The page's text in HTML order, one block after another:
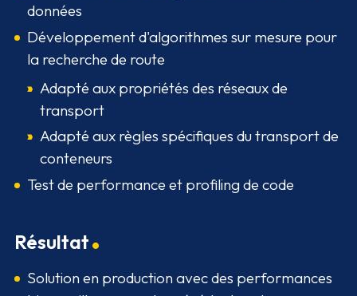
données
Développement d'algorithmes sur mesure pour
la recherche de route
Adapté aux propriétés des réseaux de
transport
Adapté aux règles spécifiques du transport de
conteneurs
Test de performance et profiling de code
Résultat
Solution en production avec des performances